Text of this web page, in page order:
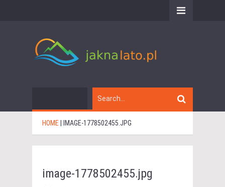
HOME IMAGE-1778502455.JPG
image-1778502455.jpg